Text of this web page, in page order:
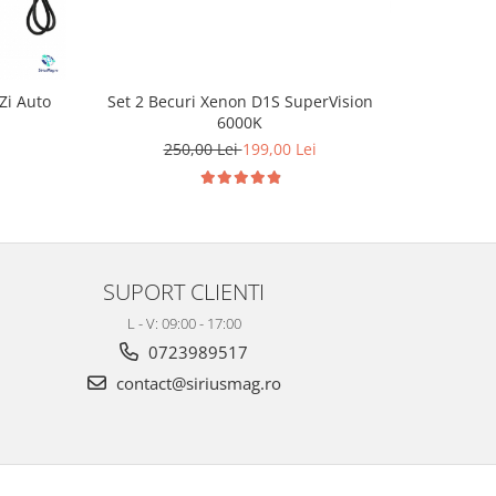
Auto
Set 2 Becuri Xenon D1S SuperVision
6000K
250,00 Lei199,00 Lei
SUPORT CLIENTI
L - V: 09:00 - 17:00
0723989517
contact@siriusmag.ro